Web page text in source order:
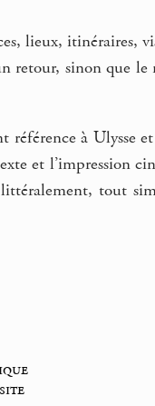
lieux, itinéraires,
retour, sinon que
à Ulysse
et l’impression
tout